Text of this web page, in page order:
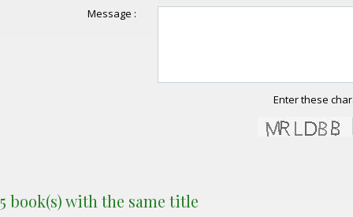
Message :
Enter these
5 book(s) with the same title